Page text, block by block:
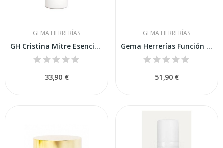
GEMA HERRERÍAS
GH Cristina Mitre Esencia 4FNH 150ml
33,90 €
GEMA HERRERÍAS
Gema Herrerías Función Global Contorno de Ojos...
51,90 €